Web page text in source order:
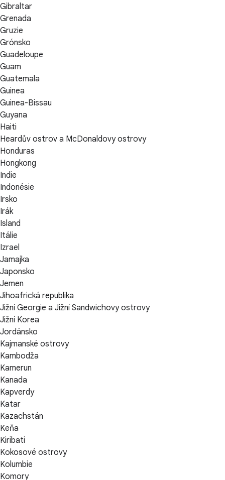
Gibraltar
Grenada
Gruzie
Grónsko
Guadeloupe
Guam
Guatemala
Guinea
Guinea-Bissau
Guyana
Haiti
Heardův ostrov a McDonaldovy ostrovy
Honduras
Hongkong
Indie
Indonésie
Irsko
Irák
Island
Itálie
Izrael
Jamajka
Japonsko
Jemen
Jihoafrická republika
Jižní Georgie a Jižní Sandwichovy ostrovy
Jižní Korea
Jordánsko
Kajmanské ostrovy
Kambodža
Kamerun
Kanada
Kapverdy
Katar
Kazachstán
Keňa
Kiribati
Kokosové ostrovy
Kolumbie
Komory